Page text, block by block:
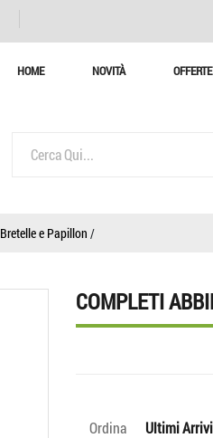
HOME NOVITÀ OFFERTE
Bretelle e Papillon /
COMPLETI
Ordina Ultimi Arrivi